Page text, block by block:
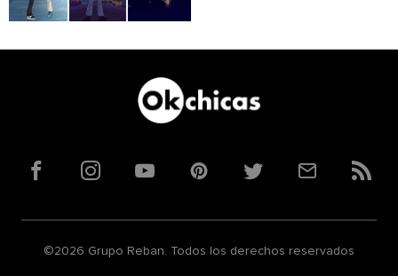
FacebookInstagramYouTubePinterestTwitterCorreoRSS
©2026 Grupo Reban. Todos los derechos reservados